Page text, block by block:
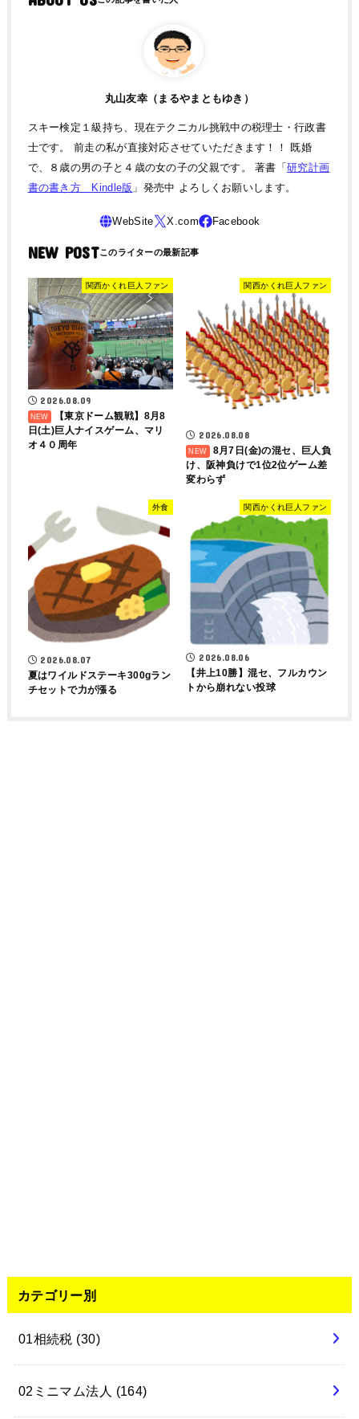
丸山友幸（まるやまともゆき）
スキー検定１級持ち、現在テクニカル挑戦中の税理士・行政書
士です。 前走の私が直接対応させていただきます！！ 既婚
で、８歳の男の子と４歳の女の子の父親です。 著書「研究計画
書の書き方 Kindle版 」発売中 よろしくお願いします。
NEW POST
関西かくれ巨人ファン
2026.08.09
【東京ドーム観戦】8月8
日(土)巨人ナイスゲーム、マリ
オ４０周年
関西かくれ巨人ファン
2026.08.08
8月7日(金)の混セ、巨人負
け、阪神負けで1位2位ゲーム差
変わらず
外食
2026.08.07
夏はワイルドステーキ300gラン
チセットで力が漲る
関西かくれ巨人ファン
2026.08.06
【井上10勝】混セ、フルカウン
トから崩れない投球
カテゴリー別
01相続税 (30)
02ミニマム法人 (164)